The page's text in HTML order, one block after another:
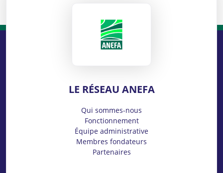
LE RÉSEAU ANEFA
Qui sommes-nous
Fonctionnement
Équipe administrative
Membres fondateurs
Partenaires